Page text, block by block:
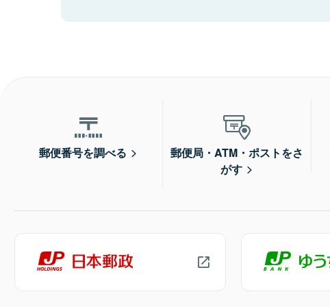
郵便番号を調べる
郵便局・ATM・ポストをさ
がす